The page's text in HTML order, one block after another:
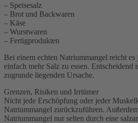
– Speisesalz
– Brot und Backwaren
– Käse
– Wurstwaren
– Fertigprodukten
Bei einem echten Natriummangel reicht es
einfach mehr Salz zu essen. Entscheidend
zugrunde liegenden Ursache.
Grenzen, Risiken und Irrtümer
Nicht jede Erschöpfung oder jeder
Natriummangel zurückzuführen.
Natriummangel nur selten durch eine